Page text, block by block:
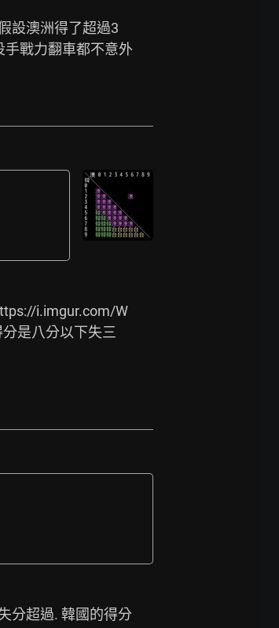
設澳洲得了超過3
戰力翻車都不意外
i.imgur.com/W
是八分以下失三
分超過. 韓國的得分